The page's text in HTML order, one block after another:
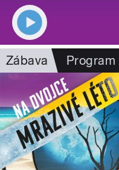
Zábava Program